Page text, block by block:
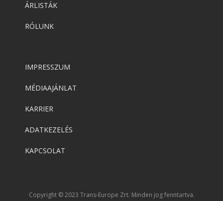
ÁRLISTÁK
RÓLUNK
IMPRESSZUM
MÉDIAAJÁNLAT
KARRIER
ADATKEZELÉS
KAPCSOLAT
Copyright © 2023 Trans-Europe Zrt. Minden jog fenntartva.